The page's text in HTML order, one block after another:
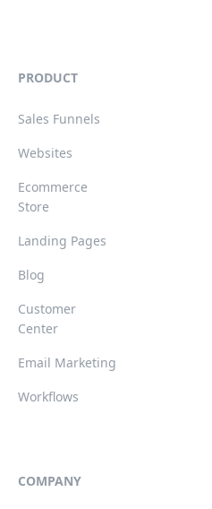
PRODUCT
Sales Funnels
Websites
Ecommerce
Store
Landing Pages
Blog
Customer
Center
Email Marketing
Workflows
COMPANY